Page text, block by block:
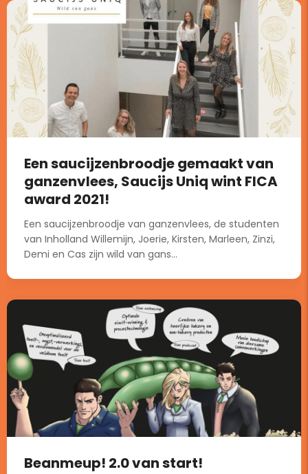
Een saucijzenbroodje gemaakt van
ganzenvlees, Saucijs Uniq wint FICA
award 2021!
Een saucijzenbroodje van ganzenvlees, de studenten
van Inholland Willemijn, Joerie, Kirsten, Marleen, Zinzi,
Demi en Cas zijn wild van gans...
Beanmeup! 2.0 van start!